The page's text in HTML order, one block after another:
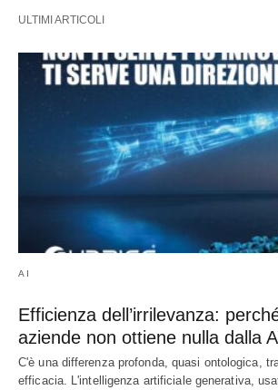
ULTIMI ARTICOLI
AI
Efficienza dell’irrilevanza:
aziende non ottiene nulla dalla
C'è una differenza profonda, quasi ontologica,
efficacia. L'intelligenza artificiale generativa,